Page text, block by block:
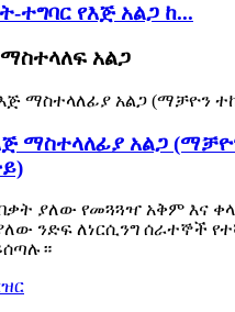
ተግባር የእጅ አልጋ ከ...
ማስተላለፍ አልጋ
ማስተላለፊያ አልጋ
ያለው የመጓጓዣ አቅም እና
ንድፍ ለነርሲንግ ሰራተኞች